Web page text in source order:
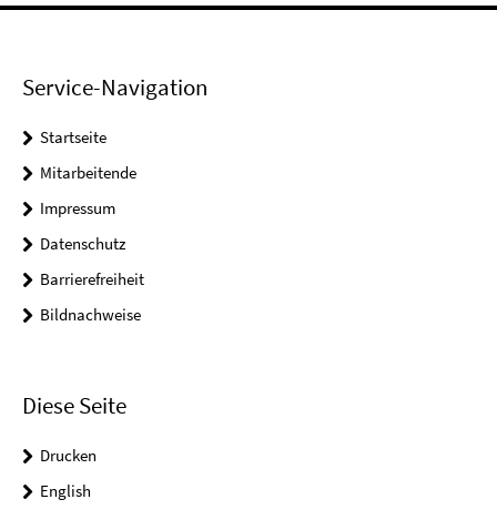
Service-Navigation
Startseite
Mitarbeitende
Impressum
Datenschutz
Barrierefreiheit
Bildnachweise
Diese Seite
Drucken
English